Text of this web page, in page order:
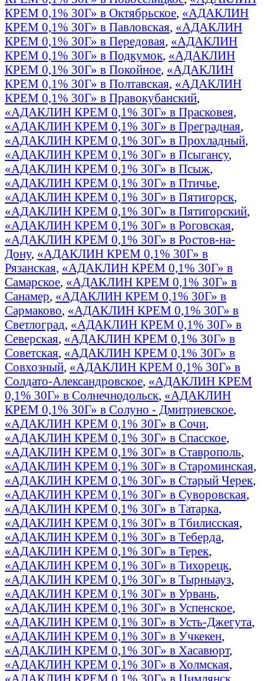
КРЕМ 0,1% 30Г» в Октябрьское, «АДАКЛИН
КРЕМ 0,1% 30Г» в Павловская, «АДАКЛИН
КРЕМ 0,1% 30Г» в Передовая, «АДАКЛИН
КРЕМ 0,1% 30Г» в Подкумок, «АДАКЛИН
КРЕМ 0,1% 30Г» в Покойное, «АДАКЛИН
КРЕМ 0,1% 30Г» в Полтавская, «АДАКЛИН
КРЕМ 0,1% 30Г» в Правокубанский,
«АДАКЛИН КРЕМ 0,1% 30Г» в Прасковея,
«АДАКЛИН КРЕМ 0,1% 30Г» в Преградная,
«АДАКЛИН КРЕМ 0,1% 30Г» в Прохладный,
«АДАКЛИН КРЕМ 0,1% 30Г» в Псыгансу,
«АДАКЛИН КРЕМ 0,1% 30Г» в Псыж,
«АДАКЛИН КРЕМ 0,1% 30Г» в Птичье,
«АДАКЛИН КРЕМ 0,1% 30Г» в Пятигорск,
«АДАКЛИН КРЕМ 0,1% 30Г» в Пятигорский,
«АДАКЛИН КРЕМ 0,1% 30Г» в Роговская,
«АДАКЛИН КРЕМ 0,1% 30Г» в Ростов-на-
Дону, «АДАКЛИН КРЕМ 0,1% 30Г» в
Рязанская, «АДАКЛИН КРЕМ 0,1% 30Г» в
Самарское, «АДАКЛИН КРЕМ 0,1% 30Г» в
Санамер, «АДАКЛИН КРЕМ 0,1% 30Г» в
Сармаково, «АДАКЛИН КРЕМ 0,1% 30Г» в
Светлоград, «АДАКЛИН КРЕМ 0,1% 30Г» в
Северская, «АДАКЛИН КРЕМ 0,1% 30Г» в
Советская, «АДАКЛИН КРЕМ 0,1% 30Г» в
Совхозный, «АДАКЛИН КРЕМ 0,1% 30Г» в
Солдато-Александровское, «АДАКЛИН КРЕМ
0,1% 30Г» в Солнечнодольск, «АДАКЛИН
КРЕМ 0,1% 30Г» в Солуно - Дмитриевское,
«АДАКЛИН КРЕМ 0,1% 30Г» в Сочи,
«АДАКЛИН КРЕМ 0,1% 30Г» в Спасское,
«АДАКЛИН КРЕМ 0,1% 30Г» в Ставрополь,
«АДАКЛИН КРЕМ 0,1% 30Г» в Староминская,
«АДАКЛИН КРЕМ 0,1% 30Г» в Старый Черек,
«АДАКЛИН КРЕМ 0,1% 30Г» в Суворовская,
«АДАКЛИН КРЕМ 0,1% 30Г» в Татарка,
«АДАКЛИН КРЕМ 0,1% 30Г» в Тбилисская,
«АДАКЛИН КРЕМ 0,1% 30Г» в Теберда,
«АДАКЛИН КРЕМ 0,1% 30Г» в Терек,
«АДАКЛИН КРЕМ 0,1% 30Г» в Тихорецк,
«АДАКЛИН КРЕМ 0,1% 30Г» в Тырныауз,
«АДАКЛИН КРЕМ 0,1% 30Г» в Урвань,
«АДАКЛИН КРЕМ 0,1% 30Г» в Успенское,
«АДАКЛИН КРЕМ 0,1% 30Г» в Усть-Джегута,
«АДАКЛИН КРЕМ 0,1% 30Г» в Учкекен,
«АДАКЛИН КРЕМ 0,1% 30Г» в Хасавюрт,
«АДАКЛИН КРЕМ 0,1% 30Г» в Холмская,